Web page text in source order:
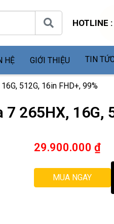
HOTLINE :
HỆ GIỚI THIỆU TIN
512G, 16in FHD+, 99%
265HX, 16G,
29.900.000 ₫
MUA NGAY